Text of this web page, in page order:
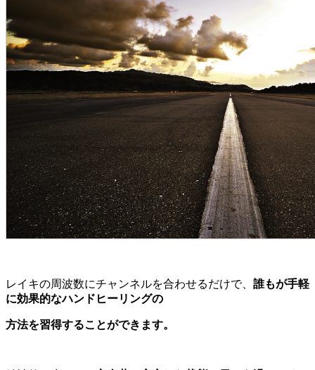
レイキの周波数にチャンネルを合わせるだけで、 誰もが手軽
に効果的なハンドヒーリングの
方法を習得することができます。